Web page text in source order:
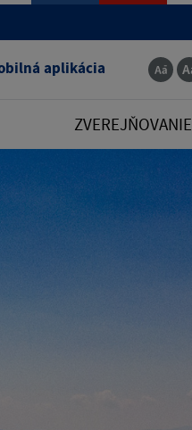
aplikácia
ZVEREJŇOVANIE